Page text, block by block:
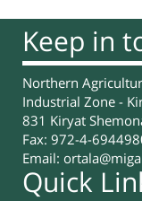
Keep in
Northern
Industrial Zone -
831 Kiryat
Fax: 972-4-
Email:
Quick